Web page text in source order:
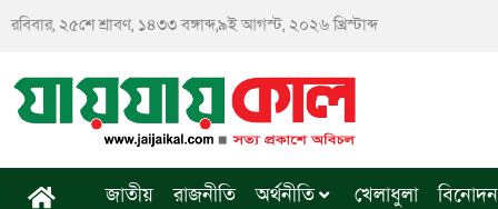
Skip
রবিবার, ২৫শে শ্রাবণ, ১৪৩৩ বঙ্গাব্দ,৯ই আগস্ট, ২০২৬ খ্রিস্টাব্দ
জাতীয় রাজনীতি অর্থনীতি খেলাধুলা বিনোদন